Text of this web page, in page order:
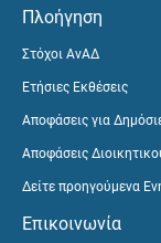
Πλοήγηση
Στόχοι ΑνΑΔ
Ετήσιες Εκθέσεις
Αποφάσεις για
Αποφάσεις
Δείτε προηγούμενα
Επικοινωνία